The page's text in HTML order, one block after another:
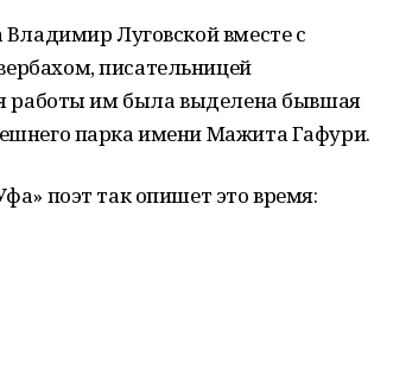
Луговской вместе с
писательницей
работы им была выделена бывшая
парка имени Мажита Гафури.
поэт так опишет это время: